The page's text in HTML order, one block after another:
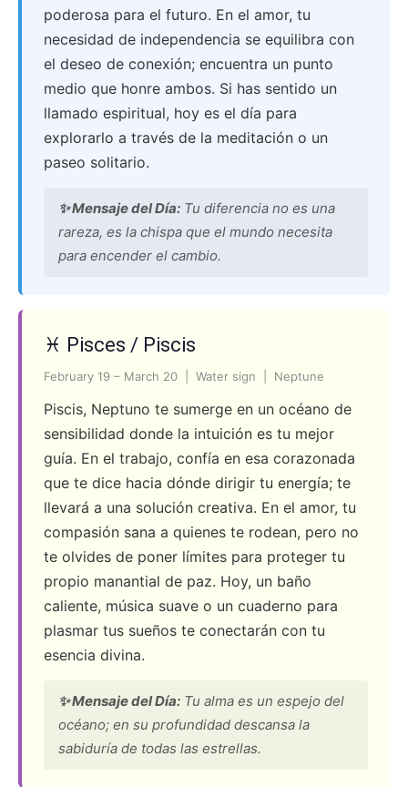
poderosa para el futuro. En el amor, tu
necesidad de independencia se equilibra con
el deseo de conexión; encuentra un punto
medio que honre ambos. Si has sentido un
llamado espiritual, hoy es el día para
explorarlo a través de la meditación o un
paseo solitario.
✨ Mensaje del Día: Tu diferencia no es una
rareza, es la chispa que el mundo necesita
para encender el cambio.
♓ Pisces / Piscis
February 19 – March 20 | Water sign | Neptune
Piscis, Neptuno te sumerge en un océano de
sensibilidad donde la intuición es tu mejor
guía. En el trabajo, confía en esa corazonada
que te dice hacia dónde dirigir tu energía; te
llevará a una solución creativa. En el amor, tu
compasión sana a quienes te rodean, pero no
te olvides de poner límites para proteger tu
propio manantial de paz. Hoy, un baño
caliente, música suave o un cuaderno para
plasmar tus sueños te conectarán con tu
esencia divina.
✨ Mensaje del Día: Tu alma es un espejo del
océano; en su profundidad descansa la
sabiduría de todas las estrellas.